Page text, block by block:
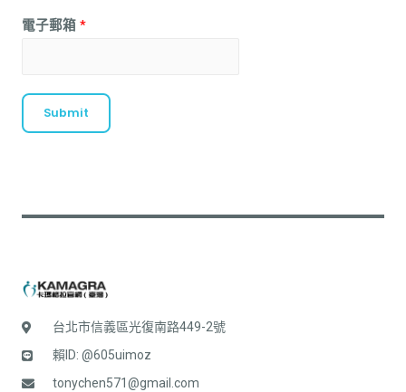
電子郵箱 *
Submit
台北市信義區光復南路449-2號
賴ID: @605uimoz
tonychen571@gmail.com